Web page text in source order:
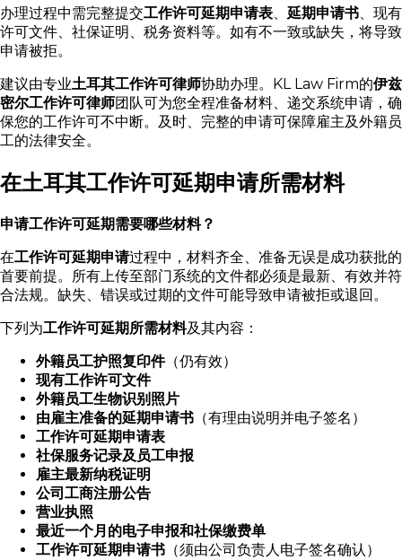
办理过程中需完整提交工作许可延期申请表、 延期申请书、现有
许可文件、社保证明、税务资料等。如有不一致或缺失，将导致
申请被拒。
建议由专业土耳其工作许可律师协助办理。KL Law Firm的伊兹
密尔工作许可律师团队可为您全程准备材料、递交系统申请，确
保您的工作许可不中断。及时、完整的申请可保障雇主及外籍员
工的法律安全。
在土耳其工作许可延期申请所需材料
申请工作许可延期需要哪些材料？
在工作许可延期申请过程中，材料齐全、准备无误是成功获批的
首要前提。所有上传至部门系统的文件都必须是最新、有效并符
合法规。缺失、错误或过期的文件可能导致申请被拒或退回。
下列为工作许可延期所需材料及其内容：
外籍员工护照复印件（仍有效）
现有工作许可文件
外籍员工生物识别照片
由雇主准备的延期申请书 （有理由说明并电子签名）
工作许可延期申请表
社保服务记录及员工申报
雇主最新纳税证明
公司工商注册公告
营业执照
最近一个月的电子申报和社保缴费单
工作许可延期申请书 （须由公司负责人电子签名确认）